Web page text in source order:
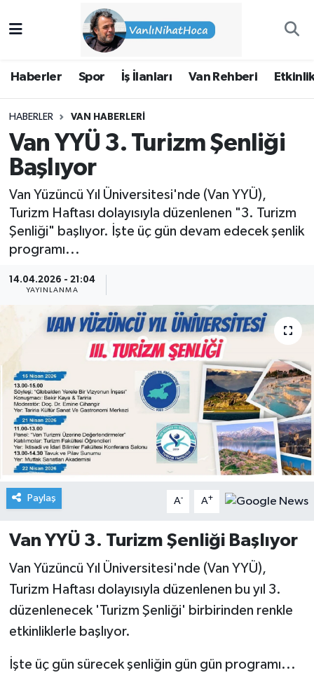
Haberler Spor İş İlanları Van Rehberi
HABERLER VAN HABERLERI
Van YYÜ 3. Turizm Şenliği
Başlıyor
Van Yüzüncü Yıl Üniversitesi'nde (Van YYÜ),
Turizm Haftası dolayısıyla düzenlenen "3. Turizm
Şenliği" başlıyor. İşte üç gün devam edecek şenlik
programı...
14.04.2026 - 21:04
YAYINLANMA
Paylaş A- A+
Van YYÜ 3. Turizm Şenliği Başlıyor
Van Yüzüncü Yıl Üniversitesi'nde (Van YYÜ),
Turizm Haftası dolayısıyla düzenlenen bu yıl 3.
düzenlenecek 'Turizm Şenliği' birbirinden renkle
etkinliklerle başlıyor.
İşte üç gün sürecek şenliğin gün gün programı...
Van Rehberi
Etkinlikler
Köşe Yazıları
İpekyolu Nöbetçi Eczaneler
Süper Lig Puan Durumu ve Fikstür
Tüm Manşetler
Son Dakika Haberleri